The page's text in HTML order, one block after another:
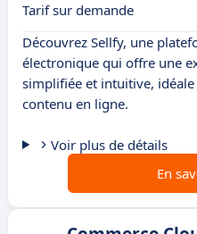
Tarif sur demande
Découvrez Sellfy, une
électronique qui offre une
simplifiée et intuitive,
contenu en ligne.
Voir plus de détails
En